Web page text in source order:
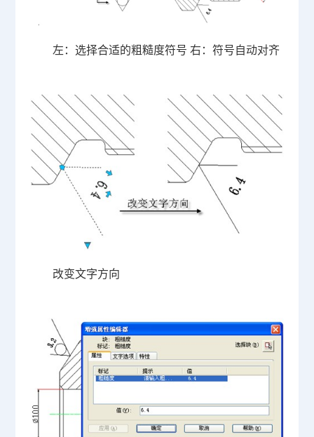
左：选择合适的粗糙度符号 右：符号自动对齐
改变文字方向